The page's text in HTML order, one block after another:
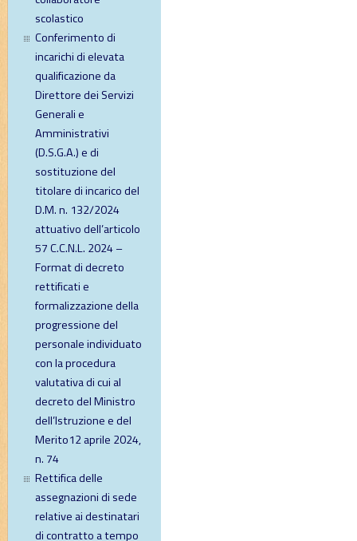
scolastico
Conferimento di
incarichi di elevata
qualificazione da
Direttore dei Servizi
Generali e
Amministrativi
(D.S.G.A.) e di
sostituzione del
titolare di incarico del
D.M. n. 132/2024
attuativo dell’articolo
57 C.C.N.L. 2024 –
Format di decreto
rettificati e
formalizzazione della
progressione del
personale individuato
con la procedura
valutativa di cui al
decreto del Ministro
dell’Istruzione e del
Merito12 aprile 2024,
n. 74
Rettifica delle
assegnazioni di sede
relative ai destinatari
di contratto a tempo